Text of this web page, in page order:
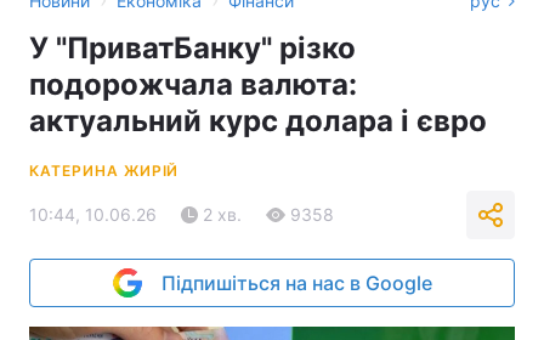
У "ПриватБанку" різко
подорожчала валюта:
актуальний курс долара і євро
КАТЕРИНА ЖИРІЙ
10:44, 10.06.26 2 хв. 9358
Підпишіться на нас в Google